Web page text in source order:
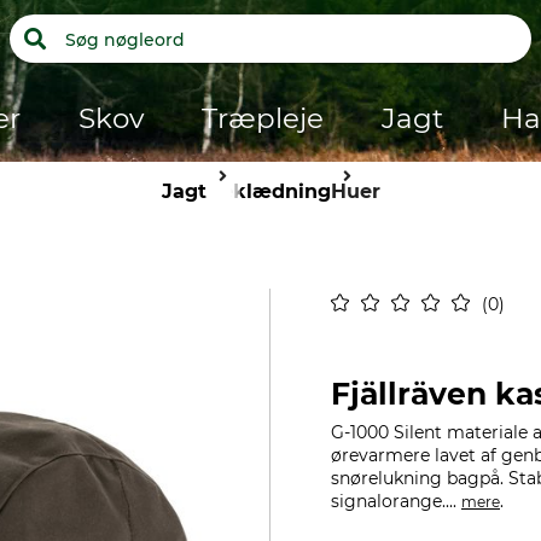
Skov Træpleje Jagt
JagtBeklædningHuer
0
Fjällräven
G-1000 Silent materiale
ørevarmere lavet af
snørelukning bagpå.
signalorange.... mere.